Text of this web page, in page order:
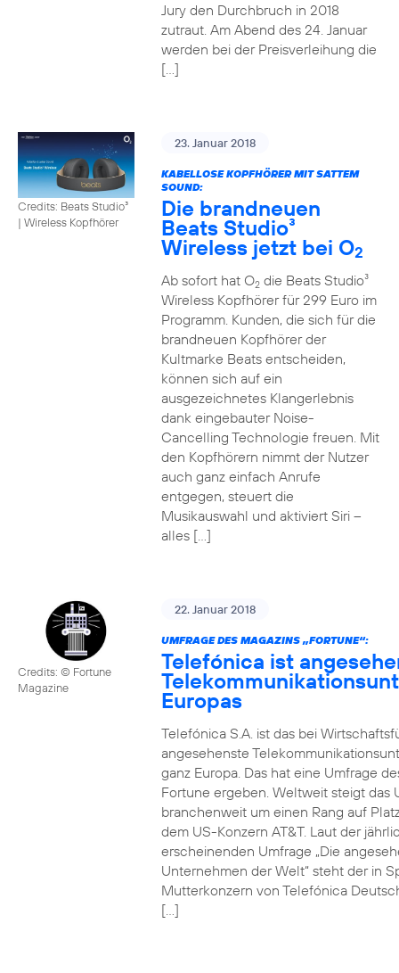
Jury den Durchbruch in 2018
zutraut. Am Abend des 24. Januar
werden bei der Preisverleihung die
[…]
Credits: Beats Studio³
| Wireless Kopfhörer
23. Januar 2018
KABELLOSE KOPFHÖRER MIT SATTEM
SOUND:
Die brandneuen
Beats Studio³
Wireless jetzt bei O2
Ab sofort hat O2die Beats Studio³
Wireless Kopfhörer für 299 Euro im
Programm. Kunden, die sich für die
brandneuen Kopfhörer der
Kultmarke Beats entscheiden,
können sich auf ein
ausgezeichnetes Klangerlebnis
dank eingebauter Noise-
Cancelling Technologie freuen. Mit
den Kopfhörern nimmt der Nutzer
auch ganz einfach Anrufe
entgegen, steuert die
Musikauswahl und aktiviert Siri –
alles […]
Credits: © Fortune
Magazine
22. Januar 2018
UMFRAGE DES MAGAZINS „FORTUNE“:
Telefónica ist
Europas
Telefónica S.A. ist das bei
angesehenste
ganz Europa. Das hat eine Umfrage
Fortune ergeben. Weltweit steigt das
branchenweit um einen Rang auf
dem US-Konzern AT&T. Laut der
erscheinenden Umfrage „Die
Unternehmen der Welt“ steht der in
Mutterkonzern von Telefónica
[…]